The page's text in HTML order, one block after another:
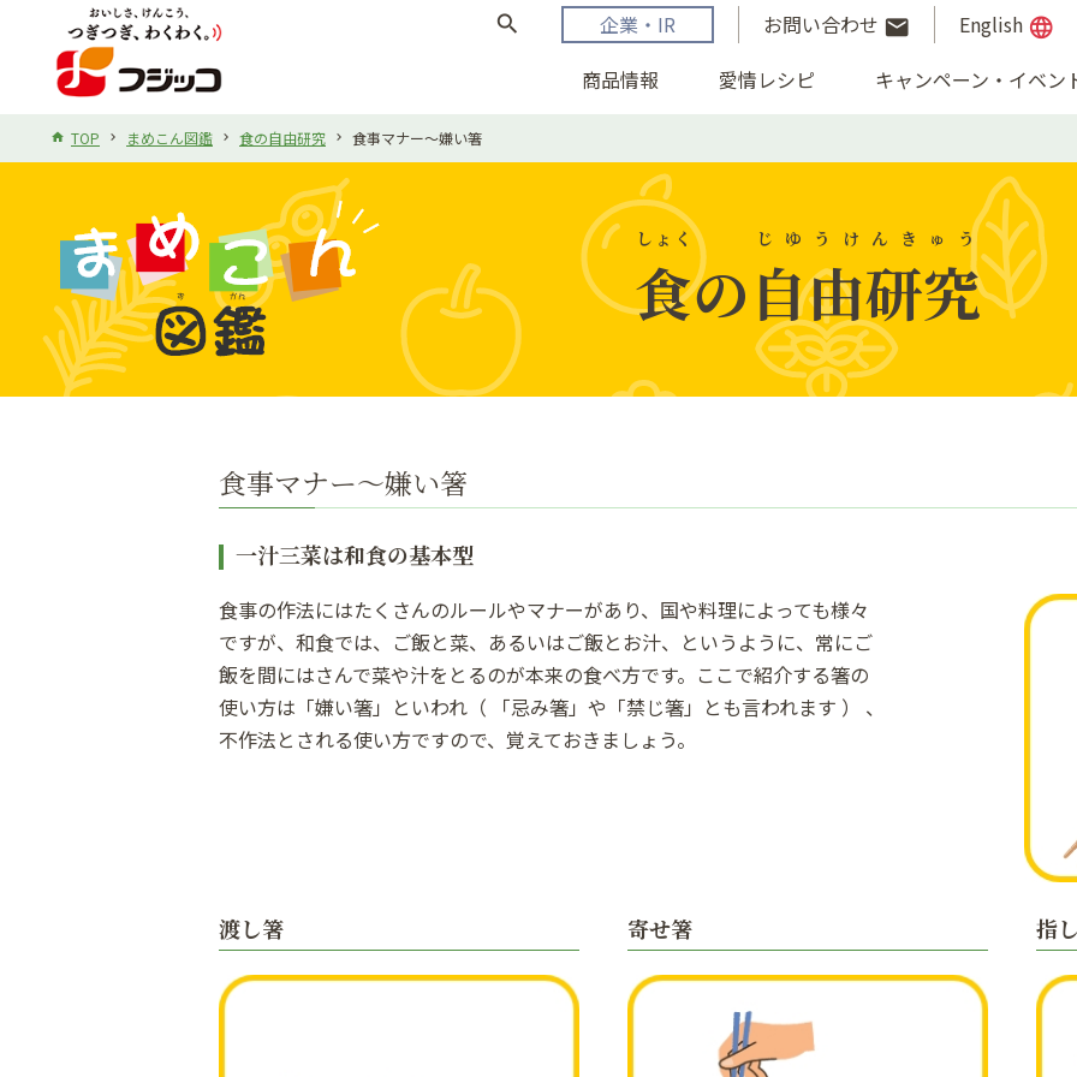
商品情報 愛情レシピ キャンペーン・イベン
search 企業・IR お問い合わせ email English language
TOP まめこん図鑑 食の自由研究 食事マナー～嫌い箸
食
しょく
の自由研究
じゆうけんきゅう
食事マナー～嫌い箸
一汁三菜は和食の基本型
食事の作法にはたくさんのルールやマナーがあり、国や料理によっても様々
ですが、和食では、ご飯と菜、あるいはご飯とお汁、というように、常にご
飯を間にはさんで菜や汁をとるのが本来の食べ方です。ここで紹介する箸の
使い方は「嫌い箸」といわれ（ 「忌み箸」や「禁じ箸」とも言われます ） 、
不作法とされる使い方ですので、覚えておきましょう。
渡し箸 寄せ箸 指